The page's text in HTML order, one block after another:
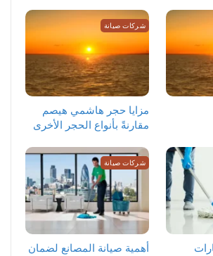
شركات صيانة
مزايا حجر هاشمي هيصم
مقارنةً بأنواع الحجر الأخرى
شركات صيانة
أهمية صيانة المصانع لضمان